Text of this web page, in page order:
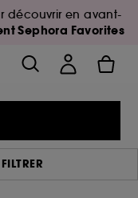
découvrir en avant-
Sephora Favorites
FILTRER